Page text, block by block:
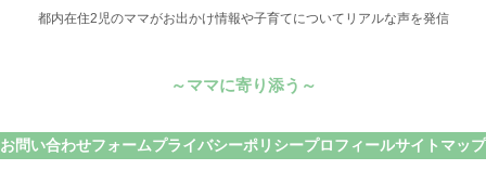
都内在住2児のママがお出かけ情報や子育てについてリアルな声を発信
～ママに寄り添う～
お問い合わせフォームプライバシーポリシープロフィールサイトマップ